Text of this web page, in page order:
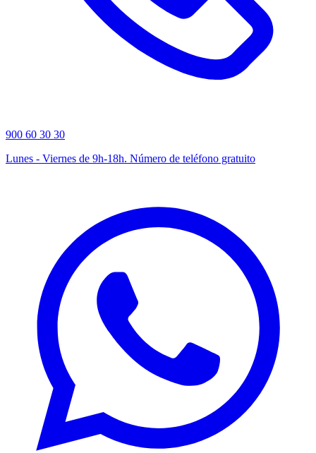
900 60 30 30
Lunes - Viernes de 9h-18h. Número de teléfono gratuito